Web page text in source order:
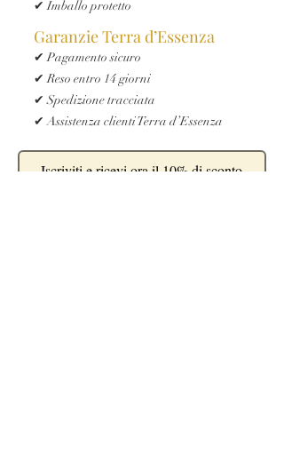
✔ Imballo protetto
Garanzie Terra d’Essenza
✔ Pagamento sicuro
✔ Reso entro 14 giorni
✔ Spedizione tracciata
✔ Assistenza clienti Terra d’Essenza
Iscriviti e ricevi ora il 10% di sconto